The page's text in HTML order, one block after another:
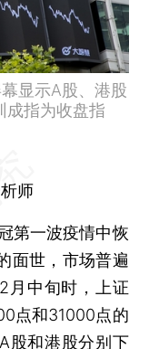
显示A股、港股
成指为收盘指
师
一波疫情中恢
面世，市场普遍
月中旬时，上证
点和31000点的
股和港股分别下